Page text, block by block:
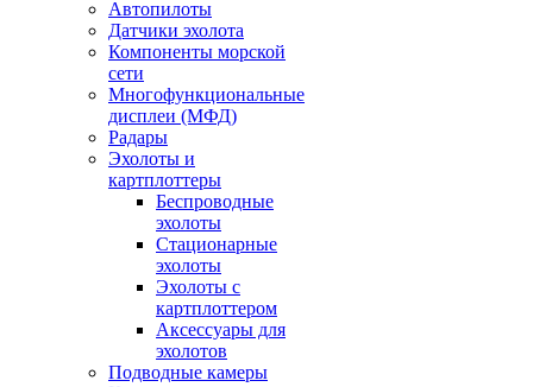
Автопилоты
Датчики эхолота
Компоненты морской
сети
Многофункциональные
дисплеи (МФД)
Радары
Эхолоты и
картплоттеры
Беспроводные
эхолоты
Стационарные
эхолоты
Эхолоты с
картплоттером
Аксессуары для
эхолотов
Подводные камеры